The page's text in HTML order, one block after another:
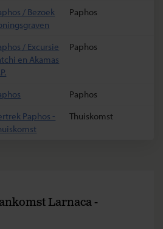
/ Bezoek
Paphos
/ Excursie
en Akamas
Paphos
Paphos
Paphos -
Thuiskomst
Larnaca -